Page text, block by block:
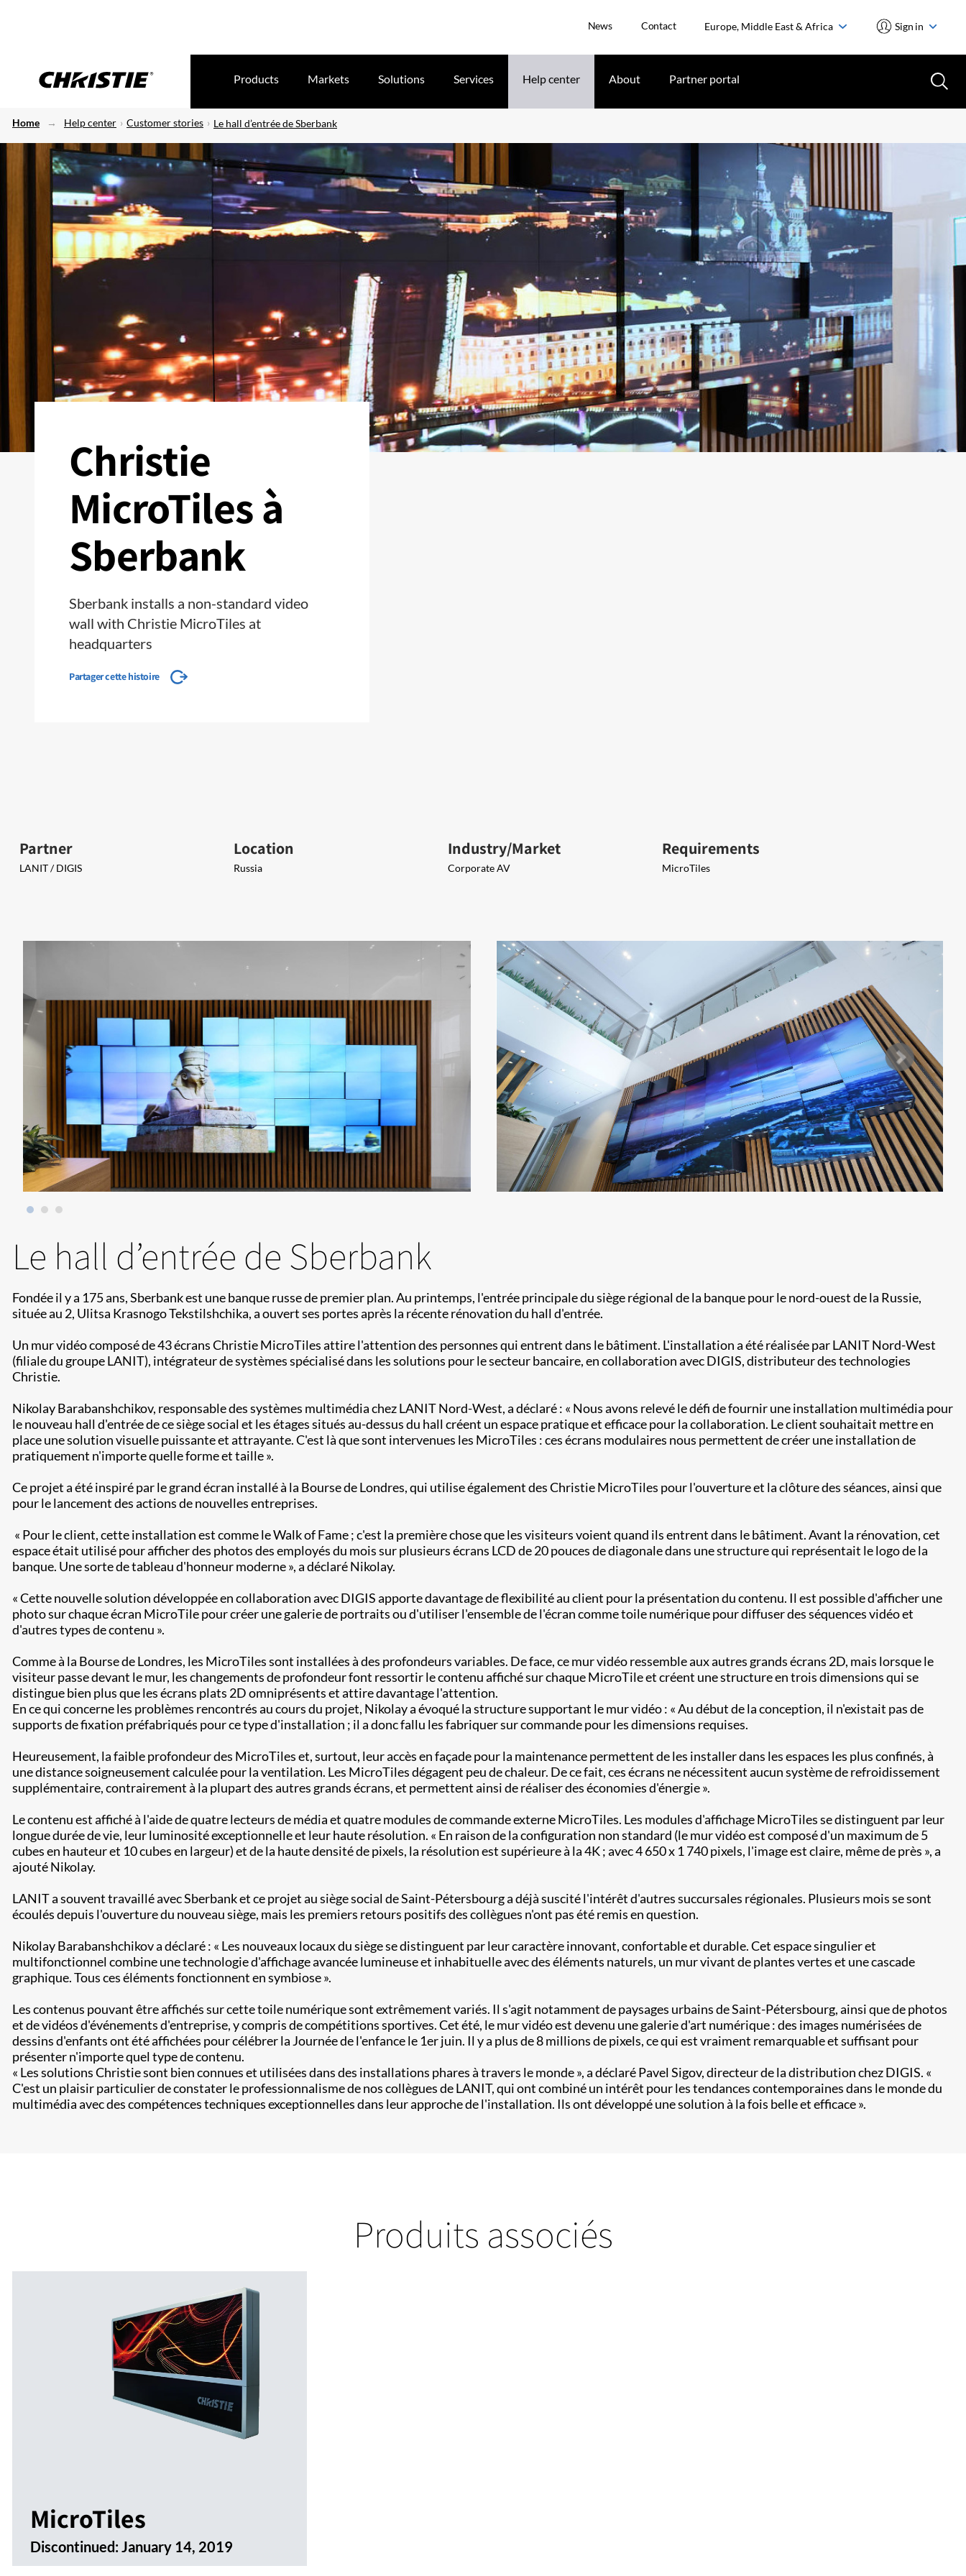
News Contact Europe, Middle East & Africa Sign in
Products Markets Solutions Services Help center About Partner portal
Home Help center Customer stories Le hall d’entrée de Sberbank
Christie
MicroTiles à
Sberbank
Sberbank installs a non-standard video
wall with Christie MicroTiles at
headquarters
Partager cette histoire
Partner
LANIT / ​DIGIS
Location
Russia
Industry/Market
Corporate AV
Requirements
MicroTiles
Le hall d’entrée de Sberbank
Fondée il y a 175 ans, ​Sberbank est​​ une banque russe de premier plan. Au printemps, l'entrée principale du siège régional de la banque pour le nord-ouest de la Russie,
située au 2, Ulitsa Krasnogo Tekstilshchika, a ouvert ses portes après la récente rénovation du hall d'entrée.
Un mur vidéo composé de 43 écrans Christie MicroTiles attire l'attention des personnes qui entrent dans le bâtiment. L'installation a été réalisée par LANIT Nord-West
(filiale du groupe LANIT), intégrateur de systèmes spécialisé dans les solutions pour le secteur bancaire, en collaboration avec DIGIS, distributeur des technologies
Christie.
Nikolay Barabanshchikov, responsable des systèmes multimédia chez LANIT Nord-West, a déclaré : « Nous avons relevé le défi de fournir une installation multimédia pour
le nouveau hall d'entrée de ce siège social et les étages situés au-dessus du hall créent un espace pratique et efficace pour la collaboration. Le client souhaitait mettre en
place une solution visuelle puissante et attrayante. C'est là que sont intervenues les MicroTiles : ces écrans modulaires nous permettent de créer une installation de
pratiquement n'importe quelle forme et taille ».
Ce projet a été inspiré par le grand écran installé à la Bourse de Londres, qui utilise également des Christie MicroTiles pour l'ouverture et la clôture des séances, ainsi que
pour le lancement des actions de nouvelles entreprises.​
​ ​« Pour le client, cette installation est comme le Walk of Fame ; c'est la première chose que les visiteurs voient quand ils entrent dans le bâtiment. Avant la rénovation, cet
espace était utilisé pour afficher des photos des employés du mois sur plusieurs écrans LCD de 20 pouces de diagonale dans une structure qui représentait le logo de la
banque. Une sorte de tableau d'honneur moderne », a déclaré Nikolay.
« Cette nouvelle solution développée en collaboration avec DIGIS apporte davantage de flexibilité au client pour la présentation du contenu. Il est possible d'afficher une
photo sur chaque écran MicroTile pour créer une galerie de portraits ou d'utiliser l'ensemble de l'écran comme toile numérique pour diffuser des séquences vidéo et
d'autres types de contenu ».
Comme à la Bourse de Londres, les MicroTiles sont installées à des profondeurs variables. De face, ce mur vidéo ressemble aux autres grands écrans 2D, mais lorsque le
visiteur passe devant le mur, les changements de profondeur font ressortir le contenu affiché sur chaque MicroTile et créent une structure en trois dimensions qui se
distingue bien plus que les écrans plats 2D omniprésents et attire davantage l'attention.
En ce qui concerne les problèmes rencontrés au cours du projet, Nikolay a évoqué la structure supportant le mur vidéo : « Au début de la conception, il n'existait pas de
supports de fixation préfabriqués pour ce type d'installation ; il a donc fallu les fabriquer sur commande pour les dimensions requises.
Heureusement, la faible profondeur des MicroTiles et, surtout, leur accès en façade pour la maintenance permettent de les installer dans les espaces les plus confinés, à
une distance soigneusement calculée pour la ventilation. Les MicroTiles dégagent peu de chaleur. De ce fait, ces écrans ne nécessitent aucun système de refroidissement
supplémentaire, contrairement à la plupart des autres grands écrans, et permettent ainsi de réaliser des économies d'énergie ».
Le contenu est affiché à l'aide de quatre lecteurs de média et quatre modules de commande externe MicroTiles. Les modules d'affichage MicroTiles se distinguent par leur
longue durée de vie, leur luminosité exceptionnelle et leur haute résolution. « En raison de la configuration non standard (le mur vidéo est composé d'un maximum de 5
cubes en hauteur et 10 cubes en largeur) et de la haute densité de pixels, la résolution est supérieure à la 4K ; avec 4 650 x 1 740 pixels, l'image est claire, même de près », a
ajouté Nikolay.
LANIT a souvent travaillé avec Sberbank et ce projet au siège social de Saint-Pétersbourg a déjà suscité l'intérêt d'autres succursales régionales. Plusieurs mois se sont
écoulés depuis l'ouverture du nouveau siège, mais les premiers retours positifs des collègues n'ont pas été remis en question.
Nikolay Barabanshchikov a déclaré : « Les nouveaux locaux du siège se distinguent par leur caractère innovant, confortable et durable. Cet espace singulier et
multifonctionnel combine une technologie d'affichage avancée lumineuse et inhabituelle avec des éléments naturels, un mur vivant de plantes vertes et une cascade
graphique. Tous ces éléments fonctionnent en symbiose ».
Les contenus pouvant être affichés sur cette toile numérique sont extrêmement variés. Il s'agit notamment de paysages urbains de Saint-Pétersbourg, ainsi que de photos
et de vidéos d'événements d'entreprise, y compris de compétitions sportives. Cet été, le mur vidéo est devenu une galerie d'art numérique : des images numérisées de
dessins d'enfants ont été affichées pour célébrer la Journée de l'enfance le 1er juin. Il y a plus de 8 millions de pixels, ce qui est vraiment remarquable et suffisant pour
présenter n'importe quel type de contenu.​
« Les solutions Christie sont bien connues et utilisées dans des installations phares à travers le monde », a déclaré Pavel Sigov, directeur de la distribution chez DIGIS. «
C'est un plaisir particulier de constater le professionnalisme de nos collègues de LANIT, qui ont combiné un intérêt pour les tendances contemporaines dans le monde du
multimédia avec des compétences techniques exceptionnelles dans leur approche de l'installation. Ils ont développé une solution à la fois belle et efficace ».
Produits associés
MicroTiles
Discontinued:January 14, 2019